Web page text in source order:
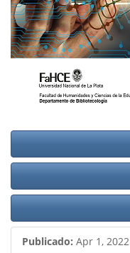
Publicado: Apr 1, 2022